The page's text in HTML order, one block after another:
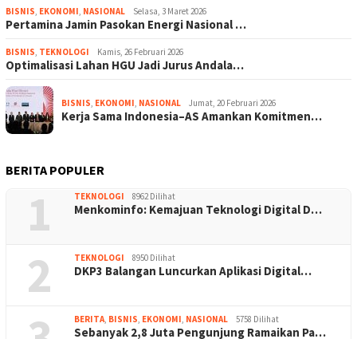
BISNIS EKONOMI NASIONAL Selasa, 3 Maret 2026
Pertamina Jamin Pasokan Energi Nasional …
BISNIS TEKNOLOGI Kamis, 26 Februari 2026
Optimalisasi Lahan HGU Jadi Jurus Andala…
BISNIS EKONOMI NASIONAL Jumat, 20 Februari 2026
Kerja Sama Indonesia–AS Amankan Komitmen…
BERITA POPULER
1 TEKNOLOGI 8962 Dilihat
Menkominfo: Kemajuan Teknologi Digital D…
2 TEKNOLOGI 8950 Dilihat
DKP3 Balangan Luncurkan Aplikasi Digital…
BERITA BISNIS EKONOMI NASIONAL 5758 Dilihat
Sebanyak 2,8 Juta Pengunjung Ramaikan Pa…